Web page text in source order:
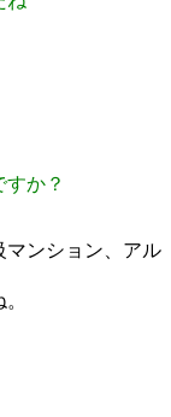
か？
マンション、アル